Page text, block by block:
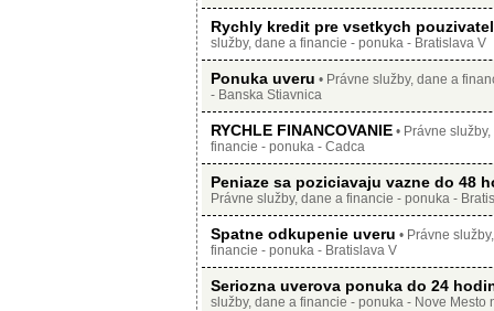
Rychly kredit pre vsetkych
služby, dane a financie - ponuka - Bratislava V
Ponuka uveru • Právne služby, dane a
- Banska Stiavnica
RYCHLE FINANCOVANIE• Právne služby,
financie - ponuka - Cadca
Peniaze sa poziciavaju vazne do 48
Právne služby, dane a financie - ponuka -
Spatne odkupenie uveru • Právne
financie - ponuka - Bratislava V
Seriozna uverova ponuka do 24
služby, dane a financie - ponuka - Nove Mesto